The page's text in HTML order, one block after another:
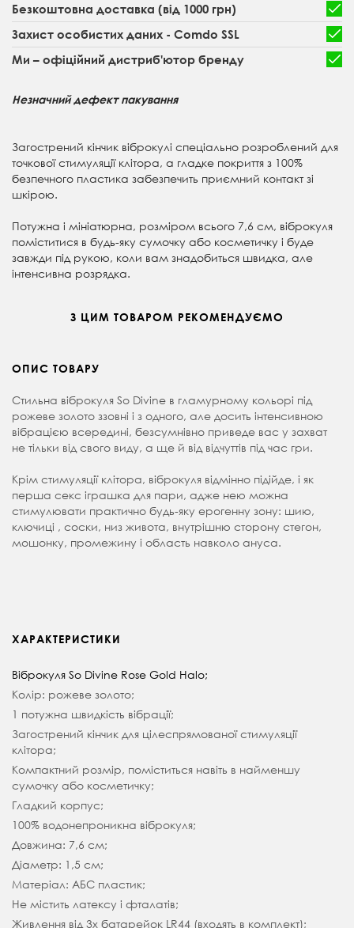
Безкоштовна доставка (від 1000 грн)
Захист особистих даних - Comdo SSL
Ми – офіційний дистриб'ютор бренду
Незначний дефект пакування
Загострений кінчик віброкулі спеціально розроблений для
точкової стимуляції клітора, а гладке покриття з 100%
безпечного пластика забезпечить приємний контакт зі
шкірою.
Потужна і мініатюрна, розміром всього 7,6 см, віброкуля
поміститися в будь-яку сумочку або косметичку і буде
завжди під рукою, коли вам знадобиться швидка, але
інтенсивна розрядка.
З ЦИМ ТОВАРОМ РЕКОМЕНДУЄМО
ОПИС ТОВАРУ
Стильна віброкуля So Divine в гламурному кольорі під
рожеве золото ззовні і з одного, але досить інтенсивною
вібрацією всередині, безсумнівно приведе вас у захват
не тільки від свого виду, а ще й від відчуттів під час гри.
Крім стимуляції клітора, віброкуля відмінно підійде, і як
перша секс іграшка для пари, адже нею можна
стимулювати практично будь-яку ерогенну зону: шию,
ключиці , соски, низ живота, внутрішню сторону стегон,
мошонку, промежину і область навколо ануса.
ХАРАКТЕРИСТИКИ
Віброкуля So Divine Rose Gold Halo;
Колір: рожеве золото;
1 потужна швидкість вібрації;
Загострений кінчик для цілеспрямованої стимуляції
клітора;
Компактний розмір, поміститься навіть в найменшу
сумочку або косметичку;
Гладкий корпус;
100% водонепроникна віброкуля;
Довжина: 7,6 см;
Діаметр: 1,5 см;
Матеріал: АБС пластик;
Не містить латексу і фталатів;
Живлення від 3х батарейок LR44 (входять в комплект);